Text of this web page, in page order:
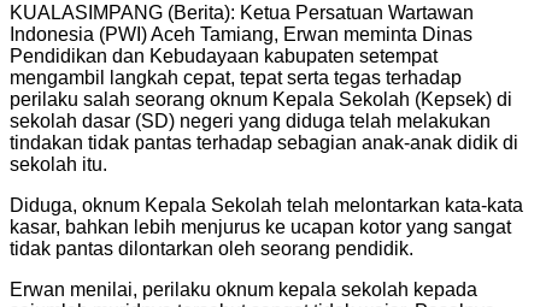
KUALASIMPANG (Berita): Ketua Persatuan Wartawan
Indonesia (PWI) Aceh Tamiang, Erwan meminta Dinas
Pendidikan dan Kebudayaan kabupaten setempat
mengambil langkah cepat, tepat serta tegas terhadap
perilaku salah seorang oknum Kepala Sekolah (Kepsek) di
sekolah dasar (SD) negeri yang diduga telah melakukan
tindakan tidak pantas terhadap sebagian anak-anak didik di
sekolah itu.
Diduga, oknum Kepala Sekolah telah melontarkan kata-kata
kasar, bahkan lebih menjurus ke ucapan kotor yang sangat
tidak pantas dilontarkan oleh seorang pendidik.
Erwan menilai, perilaku oknum kepala sekolah kepada